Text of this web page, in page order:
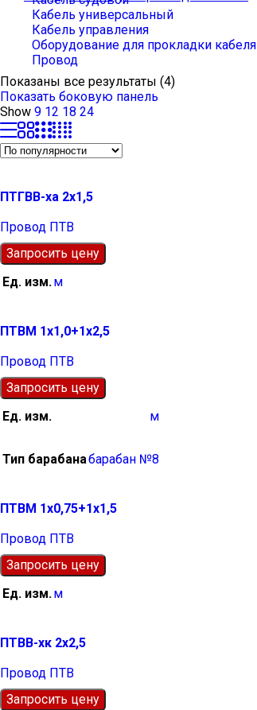
Кабель универсальный
Кабель управления
Оборудование для прокладки кабеля
Провод
Показаны все результаты (4)Сортировка:
Показать боковую панель
Show 9 12 18 24
ПТГВВ-ха 2х1,5
Провод ПТВ
Запросить цену
Ед. изм.м
ПТВМ 1х1,0+1х2,5
Провод ПТВ
Запросить цену
Ед. изм.
м
Тип барабанабарабан №8
ПТВМ 1х0,75+1х1,5
Провод ПТВ
Запросить цену
Ед. изм.м
ПТВВ-хк 2х2,5
Провод ПТВ
Запросить цену